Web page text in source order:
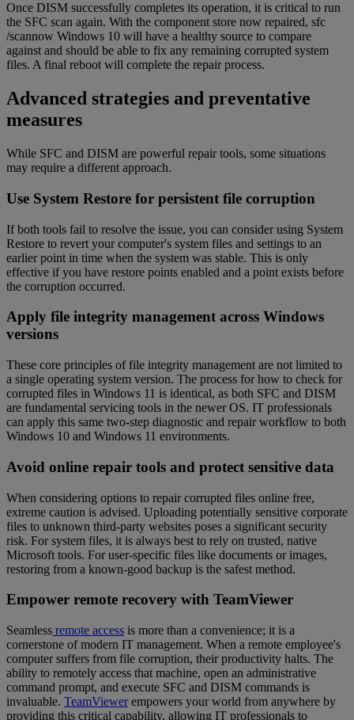
Once DISM successfully completes its operation, it is critical to run
the SFC scan again. With the component store now repaired, sfc
/scannow Windows 10 will have a healthy source to compare
against and should be able to fix any remaining corrupted system
files. A final reboot will complete the repair process.
Advanced strategies and preventative
measures
While SFC and DISM are powerful repair tools, some situations
may require a different approach.
Use System Restore for persistent file corruption
If both tools fail to resolve the issue, you can consider using System
Restore to revert your computer's system files and settings to an
earlier point in time when the system was stable. This is only
effective if you have restore points enabled and a point exists before
the corruption occurred.
Apply file integrity management across Windows
versions
These core principles of file integrity management are not limited to
a single operating system version. The process for how to check for
corrupted files in Windows 11 is identical, as both SFC and DISM
are fundamental servicing tools in the newer OS. IT professionals
can apply this same two-step diagnostic and repair workflow to both
Windows 10 and Windows 11 environments.
Avoid online repair tools and protect sensitive data
When considering options to repair corrupted files online free,
extreme caution is advised. Uploading potentially sensitive corporate
files to unknown third-party websites poses a significant security
risk. For system files, it is always best to rely on trusted, native
Microsoft tools. For user-specific files like documents or images,
restoring from a known-good backup is the safest method.
Empower remote recovery with TeamViewer
Seamless remote access is more than a convenience; it is a
cornerstone of modern IT management. When a remote employee's
computer suffers from file corruption, their productivity halts. The
ability to remotely access that machine, open an administrative
command prompt, and execute SFC and DISM commands is
invaluable. TeamViewerempowers your world from anywhere by
providing this critical capability, allowing IT professionals to